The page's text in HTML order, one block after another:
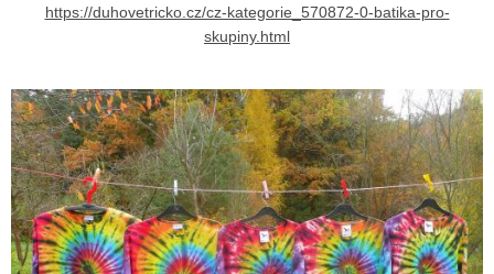
https://duhovetricko.cz/cz-kategorie_570872-0-batika-pro-
skupiny.html